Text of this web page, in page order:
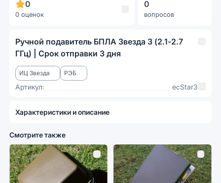
0
0 оценок
0
вопросов
Ручной подавитель БПЛА Звезда 3 (2.1-2.7
ГГц) | Срок отправки 3 дня
ИЦ Звезда РЭБ
Артикул: ecStar3
Характеристики и описание
Смотрите также